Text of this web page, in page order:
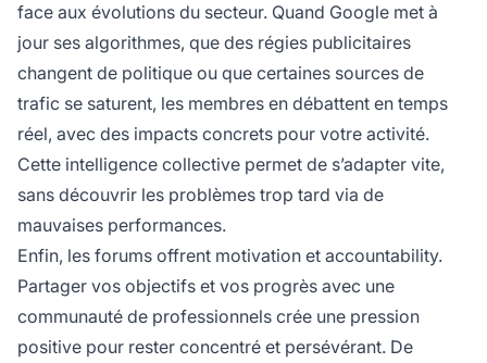
face aux évolutions du secteur. Quand Google met à
jour ses algorithmes, que des régies publicitaires
changent de politique ou que certaines sources de
trafic se saturent, les membres en débattent en temps
réel, avec des impacts concrets pour votre activité.
Cette intelligence collective permet de s’adapter vite,
sans découvrir les problèmes trop tard via de
mauvaises performances.
Enfin, les forums offrent motivation et accountability.
Partager vos objectifs et vos progrès avec une
communauté de professionnels crée une pression
positive pour rester concentré et persévérant. De